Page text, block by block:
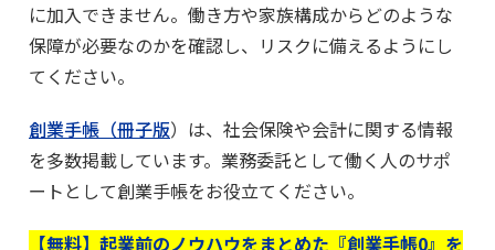
に加入できません。働き方や家族構成からどのような
保障が必要なのかを確認し、リスクに備えるようにし
てください。
創業手帳（冊子版）は、社会保険や会計に関する情報
を多数掲載しています。業務委託として働く人のサポ
ートとして創業手帳をお役立てください。
【無料】起業前のノウハウをまとめた『創業手帳0』を